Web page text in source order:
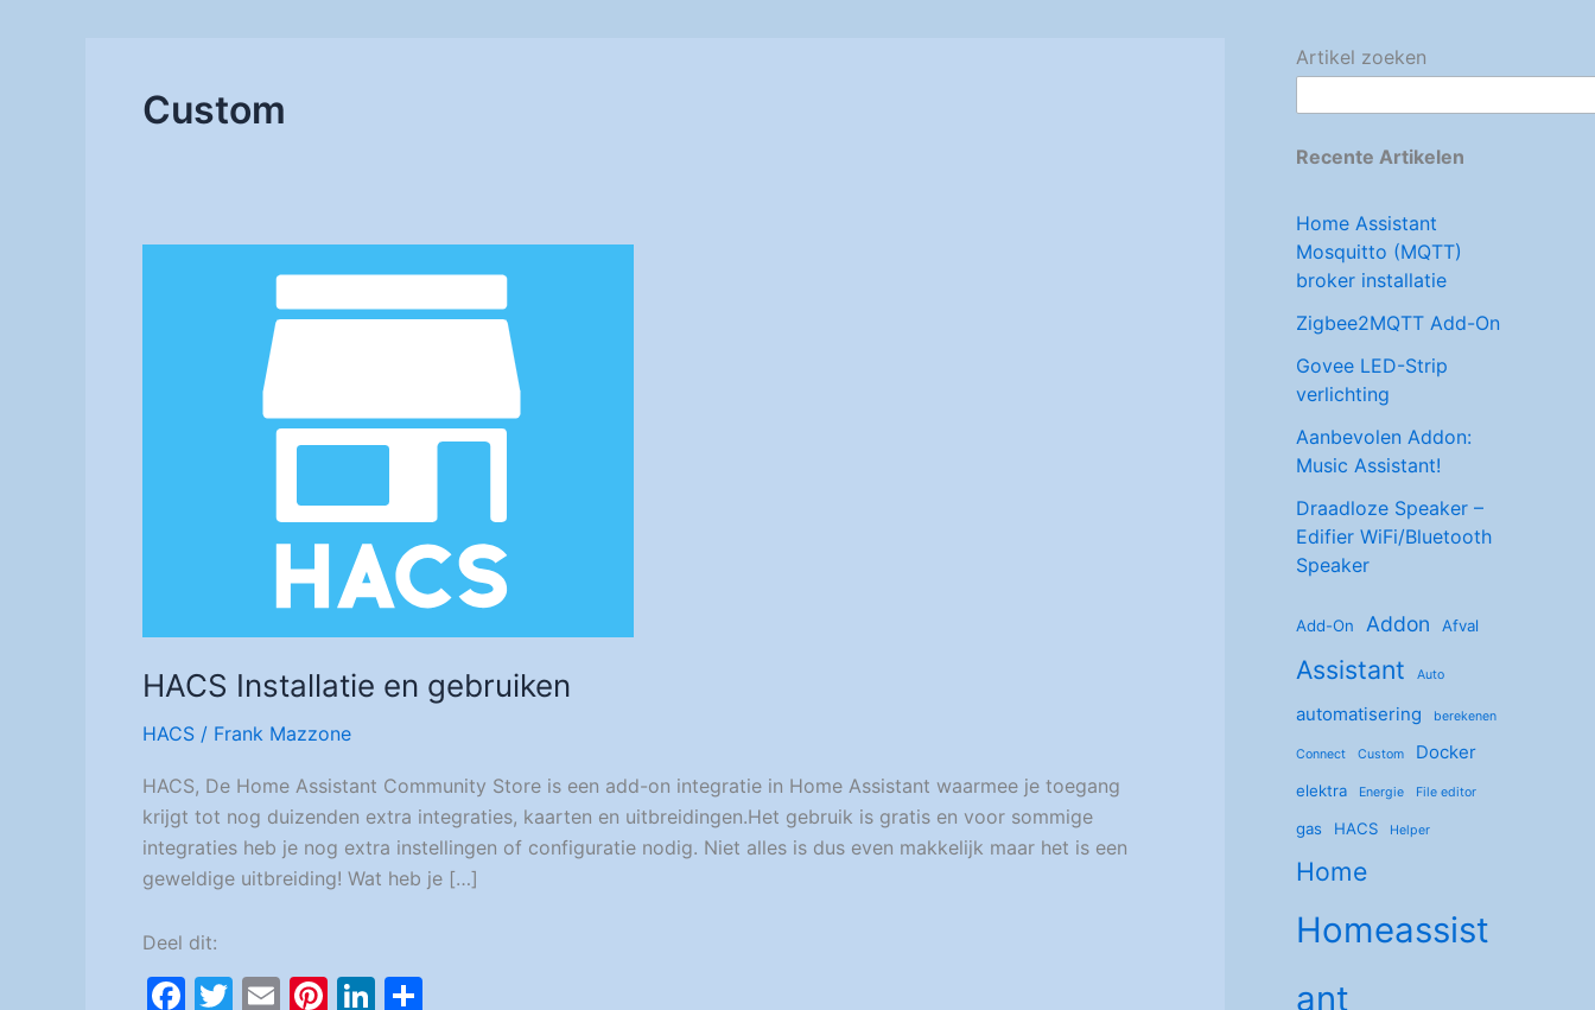
Custom
HACS Installatie en gebruiken
HACS / Frank Mazzone
HACS, De Home Assistant Community Store is een add-on integratie in Home Assistant waarmee je toegang
krijgt tot nog duizenden extra integraties, kaarten en uitbreidingen.Het gebruik is gratis en voor sommige
integraties heb je nog extra instellingen of configuratie nodig. Niet alles is dus even makkelijk maar het is een
geweldige uitbreiding! Wat heb je […]
Deel dit:
F
T
E
Pi Li
Artikel zoeken
Recente Artikelen
Home Assistant
Mosquitto (MQTT)
broker installatie
Zigbee2MQTT Add-On
Govee LED-Strip
verlichting
Aanbevolen Addon:
Music Assistant!
Draadloze Speaker –
Edifier WiFi/Bluetooth
Speaker
Add-On Addon Afval
Assistant Auto
automatisering berekenen
Connect Custom Docker
elektra Energie File editor
gas HACS Helper
Home
Homeassist
ant